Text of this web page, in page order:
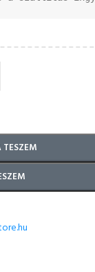
TESZEM